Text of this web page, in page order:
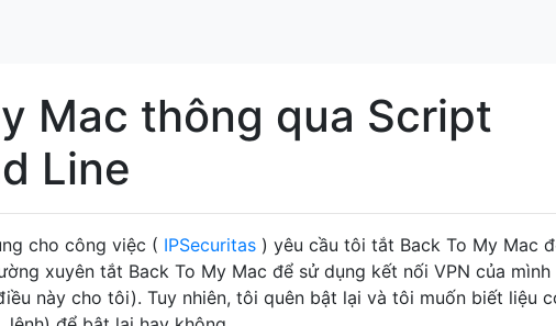
Mac thông qua Script
Line
cho công việc ( IPSecuritas ) yêu cầu tôi tắt Back To My Mac
xuyên tắt Back To My Mac để sử dụng kết nối VPN của mình
này cho tôi). Tuy nhiên, tôi quên bật lại và tôi muốn biết liệu